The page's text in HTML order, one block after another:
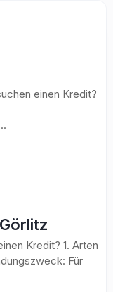
einen Kredit?
Kredit? 1. Arten
Für